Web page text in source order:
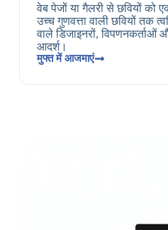
वेब पेजों या गैलरी से छवियों को
उच्च गुणवत्ता वाली छवियों तक
वाले डिजाइनरों, विपणनकर्ताओं
आदर्श।
मुफ्त में आजमाएं